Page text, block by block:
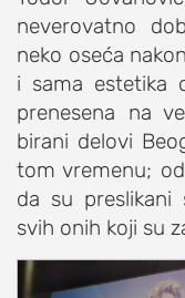
neverovatno
neko oseća
i sama estetika
prenesena na
birani delovi
tom vremenu;
da su
svih onih koji su